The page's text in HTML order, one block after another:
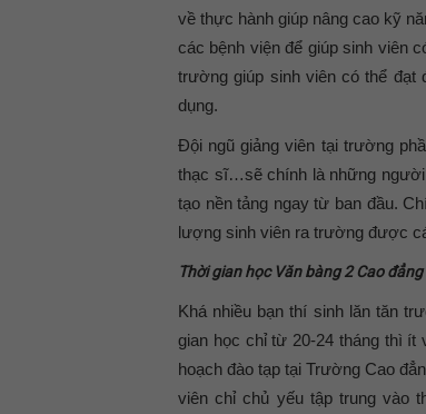
về thực hành giúp nâng cao kỹ
các bệnh viện để giúp sinh viên
trường giúp sinh viên có thể
dụng.
Đội ngũ giảng viên tại trường
thạc sĩ…sẽ chính là những người
tạo nền tảng ngay từ ban đầu.
lượng sinh viên ra trường được
Thời gian học Văn bàng 2 Cao
Khá nhiều bạn thí sinh lăn tăn
gian học chỉ từ 20-24 tháng thì
hoạch đào tạp tại Trường Cao
viên chỉ chủ yếu tập trung vào